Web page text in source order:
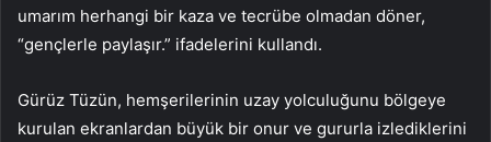
umarım herhangi bir kaza ve tecrübe olmadan döner,
“gençlerle paylaşır.” ifadelerini kullandı.
Gürüz Tüzün, hemşerilerinin uzay yolculuğunu bölgeye
kurulan ekranlardan büyük bir onur ve gururla izlediklerini